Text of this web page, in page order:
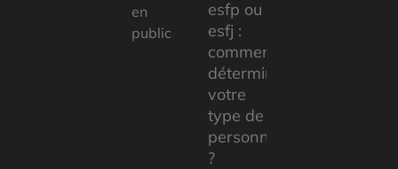
en
public
esfp ou
esfj :
comment
déterminer
votre
type de
personnalité
?